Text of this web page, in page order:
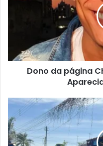
Dono da página